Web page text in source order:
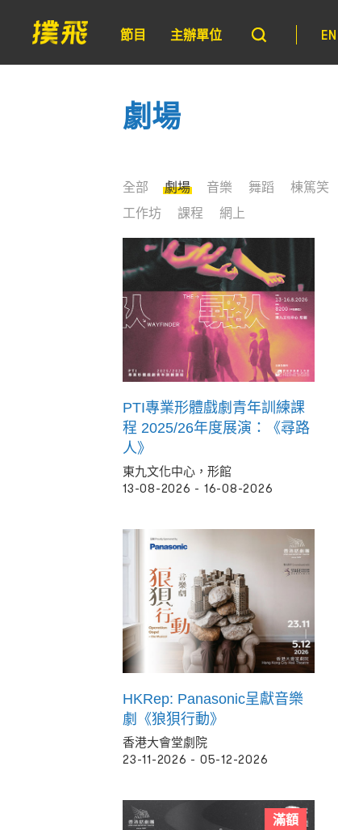
節目 主辦單位 EN
劇場
全部 劇場 音樂 舞蹈 棟篤笑
工作坊
課程 網上
PTI專業形體戲劇青年訓練課
程 2025/26年度展演：《尋路
人》
東九文化中心，形館
13-08-2026 - 16-08-2026
HKRep: Panasonic呈獻音樂
劇《狼狽行動》
香港大會堂劇院
23-11-2026 - 05-12-2026
滿額